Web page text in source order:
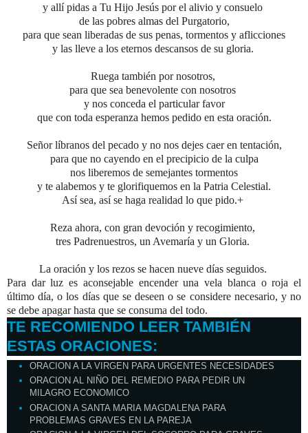
y allí pidas a Tu Hijo Jesús por el alivio y consuelo
de las pobres almas del Purgatorio,
para que sean liberadas de sus penas, tormentos y aflicciones
y las lleve a los eternos descansos de su gloria.
Ruega también por nosotros,
para que sea benevolente con nosotros
y nos conceda el particular favor
que con toda esperanza hemos pedido en esta oración.
Señor líbranos del pecado y no nos dejes caer en tentación,
para que no cayendo en el precipicio de la culpa
nos liberemos de semejantes tormentos
y te alabemos y te glorifiquemos en la Patria Celestial.
Así sea, así se haga realidad lo que pido.+
Reza ahora, con gran devoción y recogimiento,
tres Padrenuestros, un Avemaría y un Gloria.
La oración y los rezos se hacen nueve días seguidos.
Para dar luz es aconsejable encender una vela blanca o roja el
último día,o los días que se deseen o se considere necesario, y no
se debe apagar hasta que se consuma del todo.
TE RECOMIENDO LEER TAMBIÉN
ESTAS ORACIONES:
ORACION A LA VIRGEN PARA URGENTES NECESIDADES
ORACION AL NIÑO DEL REMEDIO PARA PEDIR UN
MILAGRO ECONOMICO
ORACION A SANTA MARIA MAGDALENA PARA
PROBLEMAS GRAVES EN LA PAREJA